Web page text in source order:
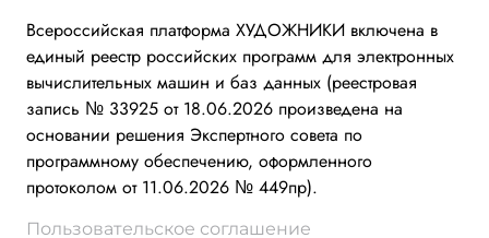
Всероссийская платформа ХУДОЖНИКИ включена в
единый реестр российских программ для электронных
вычислительных машин и баз данных (реестровая
запись № 33925 от 18.06.2026 произведена на
основании решения Экспертного совета по
программному обеспечению, оформленного
протоколом от 11.06.2026 № 449пр).
Пользовательское соглашение